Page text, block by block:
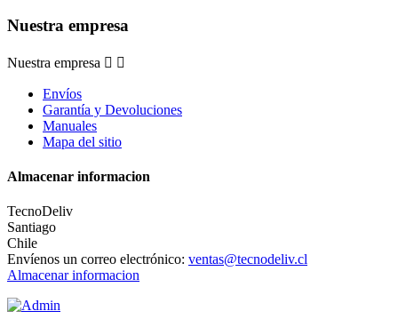
Nuestra empresa
Nuestra empresa  
Envíos
Garantía y Devoluciones
Manuales
Mapa del sitio
Almacenar informacion
TecnoDeliv
Santiago
Chile
Envíenos un correo electrónico: ventas@tecnodeliv.cl
Almacenar informacion